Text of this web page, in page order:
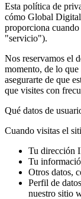
Esta política de
cómo Global
proporciona
"servicio").
Nos reservamos el
momento, de lo
asegurarte de que
que visites con
Qué datos de
Cuando visitas el
Tu dirección
Tu
Otros datos,
Perfil de
nuestro sitio